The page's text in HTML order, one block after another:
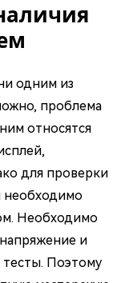
одним из
проблема
относятся
для проверки
необходимо
Необходимо
и
Поэтому